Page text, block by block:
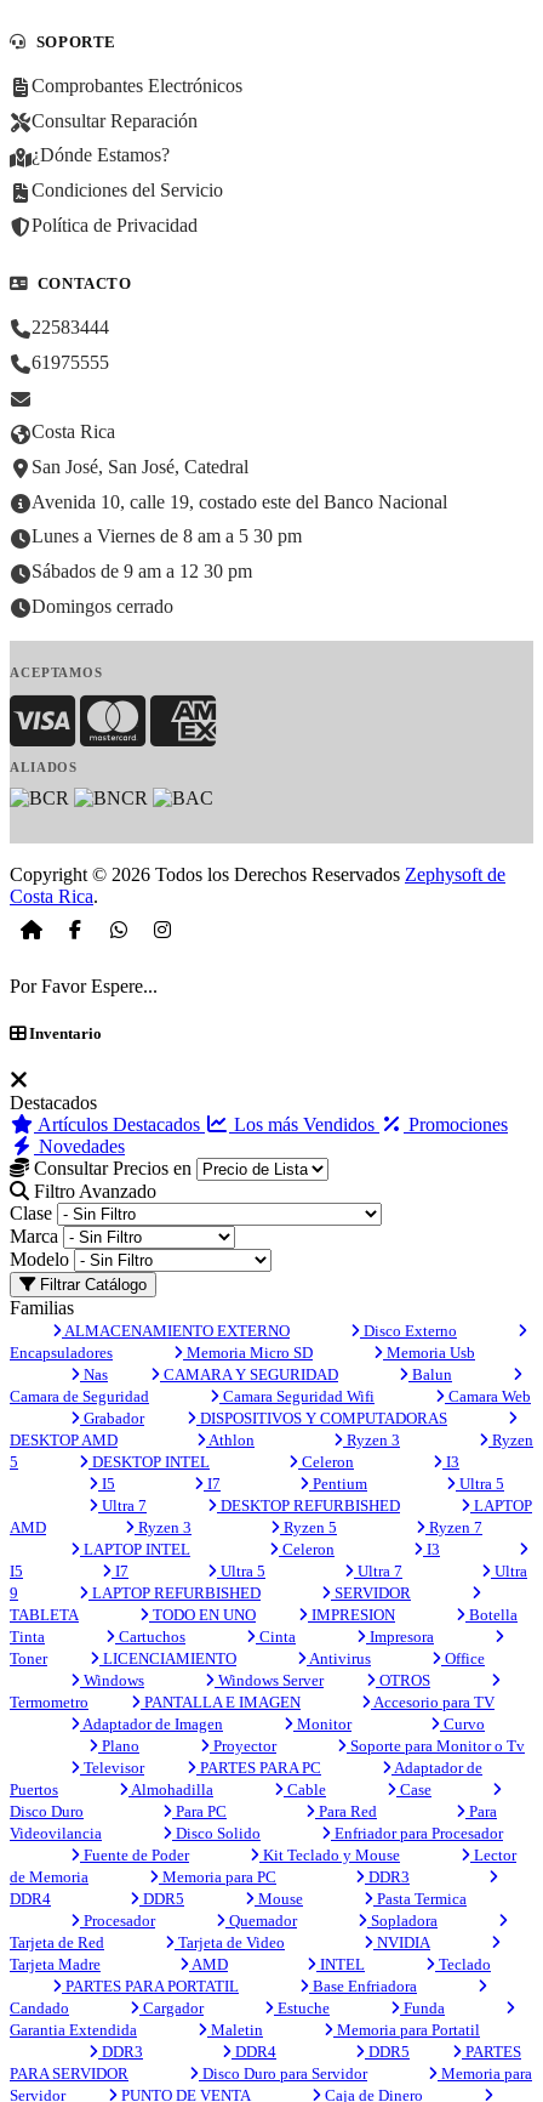
SOPORTE
Comprobantes Electrónicos
Consultar Reparación
¿Dónde Estamos?
Condiciones del Servicio
Política de Privacidad
CONTACTO
22583444
61975555
Costa Rica
San José, San José, Catedral
Avenida 10, calle 19, costado este del Banco Nacional
Lunes a Viernes de 8 am a 5 30 pm
Sábados de 9 am a 12 30 pm
Domingos cerrado
ACEPTAMOS
Visa MasterCardAmerican Express
ALIADOS
Copyright © 2026 Todos los Derechos Reservados Zephysoft de
Costa Rica.
Por Favor Espere...
Inventario
Destacados
Artículos Destacados
Los más Vendidos
Promociones
Novedades
Consultar Precios en
Filtro Avanzado
Clase
Marca
Modelo
Filtrar Catálogo
Familias
ALMACENAMIENTO EXTERNO
Disco Externo
Encapsuladores
Memoria Micro SD
Memoria Usb
Nas
CAMARA Y SEGURIDAD
Balun
Camara de Seguridad
Camara Seguridad Wifi
Camara Web
Grabador
DISPOSITIVOS Y COMPUTADORAS
DESKTOP AMD
Athlon Ryzen 3
Ryzen
5
DESKTOP INTEL Celeron
I3
I5
I7 Pentium
Ultra 5
Ultra 7
DESKTOP REFURBISHED
LAPTOP
AMD
Ryzen 3 Ryzen 5
Ryzen 7
LAPTOP INTEL
Celeron
I3
I5
I7 Ultra 5 Ultra 7
Ultra
9
LAPTOP REFURBISHED
SERVIDOR
TABLETA
TODO EN UNO IMPRESION
Botella
Tinta
Cartuchos Cinta
Impresora
Toner
LICENCIAMIENTO Antivirus
Office
Windows
Windows Server
OTROS
Termometro
PANTALLA E IMAGEN
Accesorio para TV
Adaptador de Imagen
Monitor
Curvo
Plano
Proyector
Soporte para Monitor o Tv
Televisor
PARTES PARA PC
Adaptador de
Puertos
Almohadilla Cable
Case
Disco Duro
Para PC Para Red
Para
Videovilancia
Disco Solido
Enfriador para Procesador
Fuente de Poder
Kit Teclado y Mouse
Lector
de Memoria
Memoria para PC
DDR3
DDR4
DDR5 Mouse
Pasta Termica
Procesador
Quemador
Sopladora
Tarjeta de Red
Tarjeta de Video
NVIDIA
Tarjeta Madre
AMD INTEL
Teclado
PARTES PARA PORTATIL
Base Enfriadora
Candado
Cargador Estuche
Funda
Garantia Extendida
Maletin
Memoria para Portatil
DDR3
DDR4 DDR5
PARTES
PARA SERVIDOR
Disco Duro para Servidor
Memoria para
Servidor
PUNTO DE VENTA Caja de Dinero